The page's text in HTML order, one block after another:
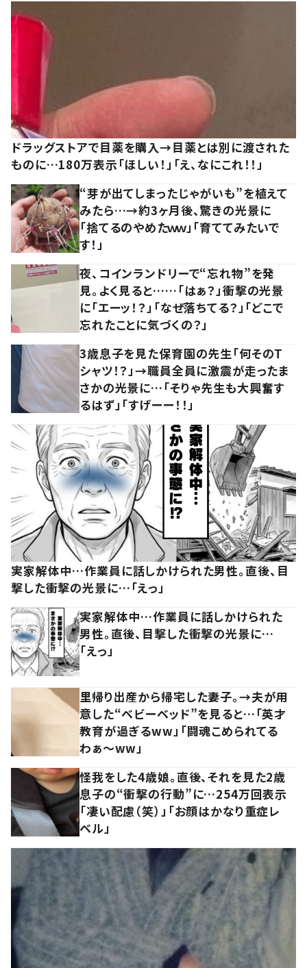
ドラッグストアで目薬を購入→目薬とは別に渡された
ものに…180万表示「ほしい！」「え、なにこれ！！」
“芽が出てしまったじゃがいも”を植えて
みたら…→約3ヶ月後、驚きの光景に
「捨てるのやめたｗｗ」「育ててみたいで
す！」
夜、コインランドリーで“忘れ物”を発
見。よく見ると……「はぁ？」衝撃の光景
に「エーッ！？」「なぜ落ちてる？」「どこで
忘れたことに気づくの？」
3歳息子を見た保育園の先生「何そのT
シャツ！？」→職員全員に激震が走ったま
さかの光景に…「そりゃ先生も大興奮す
るはず」「すげーー！！」
実家解体中…作業員に話しかけられた男性。直後、目
撃した衝撃の光景に…「えっ」
実家解体中…作業員に話しかけられた
男性。直後、目撃した衝撃の光景に…
「えっ」
里帰り出産から帰宅した妻子。→夫が用
意した“ベビーベッド”を見ると…「英才
教育が過ぎるww」「闘魂こめられてる
わぁ～ww」
怪我をした4歳娘。直後、それを見た2歳
息子の“衝撃の行動”に…254万回表示
「凄い配慮（笑）」「お顔はかなり重症レ
ベル」